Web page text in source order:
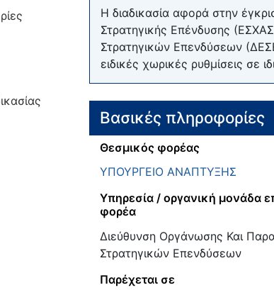
Η διαδικασία αφορά στην
Στρατηγικής Επένδυσης
Στρατηγικών Επενδύσεων
ειδικές χωρικές ρυθμίσεις σε
Βασικές πληροφορίες
Θεσμικός φορέας
ΥΠΟΥΡΓΕΙΟ ΑΝΑΠΤΥΞΗΣ
Υπηρεσία / οργανική μονάδα
φορέα
Διεύθυνση Οργάνωσης Και
Στρατηγικών Επενδύσεων
Παρέχεται σε